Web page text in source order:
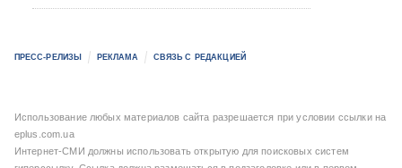
ПРЕСС-РЕЛИЗЫ РЕКЛАМА СВЯЗЬ С РЕДАКЦИЕЙ
Использование любых материалов сайта разрешается при условии ссылки на
eplus.com.ua
Интернет-СМИ должны использовать открытую для поисковых систем